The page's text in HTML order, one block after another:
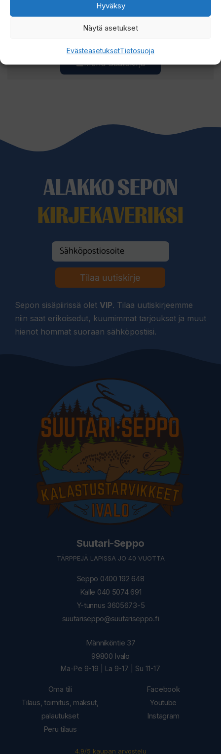
Hyväksy
Näytä asetukset
EvästeasetuksetTietosuoja
Saaliskuvia ja viehevinkkejä Lapista.
Menu Saaliskirja
ALAKKO SEPON
KIRJEKAVERIKSI
Tilaa uutiskirje
Sepon sisäpiirissä olet VIP. Tilaa uutiskirjeemme
niin saat erikoisedut, kuumimmat tarjoukset ja muut
hienot hommat suoraan sähköpostiisi.
Suutari-Seppo
TÄRPPEJÄ LAPISSA JO 40 VUOTTA
Seppo 0400 192 648
Kalle 040 5074 691
Y-tunnus 3605673-5
suutariseppo@suutariseppo.fi
Oma tili
Tilaus, toimitus, maksut,
palautukset
Peru tilaus
Männiköntie 37
99800 Ivalo
Ma-Pe 9-19 | La 9-17 | Su 11-17
Facebook
Youtube
Instagram
4.9/5 kaupan arvostelu